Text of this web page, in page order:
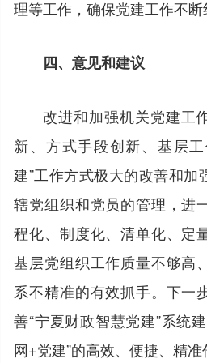
理等工作，确保党建工作不断
四、意见和建议
改进和加强机关党建工
新、方式手段创新、基层
建”工作方式极大的改善和
辖党组织和党员的管理，进
程化、制度化、清单化、定
基层党组织工作质量不够高
系不精准的有效抓手。下一
善“宁夏财政智慧党建”系统
网+党建”的高效、便捷、精